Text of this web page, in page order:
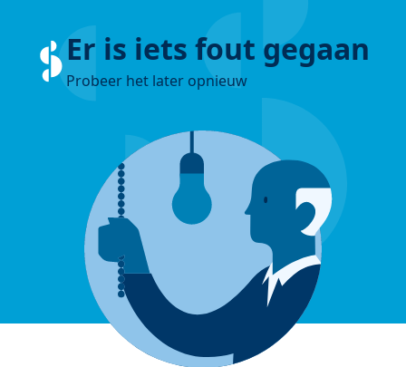
Er is iets fout gegaan
Probeer het later opnieuw